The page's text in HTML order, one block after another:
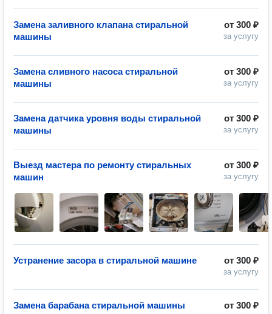
от 300 ₽
за услугу
Замена заливного клапана стиральной
машины
от 300 ₽
за услугу
Замена сливного насоса стиральной
машины
от 300 ₽
за услугу
Замена датчика уровня воды стиральной
машины
от 300 ₽
за услугу
Выезд мастера по ремонту стиральных
машин
от 300 ₽
за услугу
Устранение засора в стиральной машине
от 300 ₽
Замена барабана стиральной машины